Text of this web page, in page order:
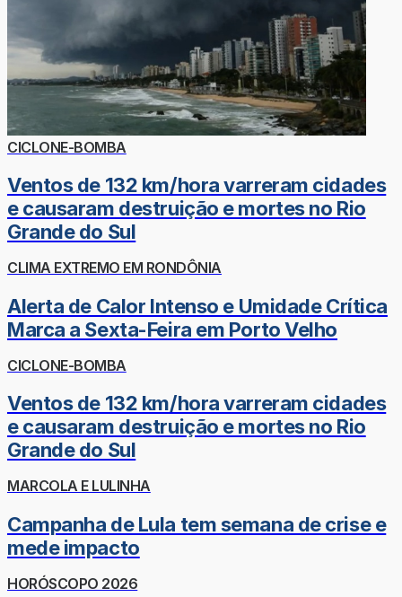
CICLONE-BOMBA
Ventos de 132 km/hora varreram cidades
e causaram destruição e mortes no Rio
Grande do Sul
CLIMA EXTREMO EM RONDÔNIA
Alerta de Calor Intenso e Umidade Crítica
Marca a Sexta-Feira em Porto Velho
CICLONE-BOMBA
Ventos de 132 km/hora varreram cidades
e causaram destruição e mortes no Rio
Grande do Sul
MARCOLA E LULINHA
Campanha de Lula tem semana de crise e
mede impacto
HORÓSCOPO 2026